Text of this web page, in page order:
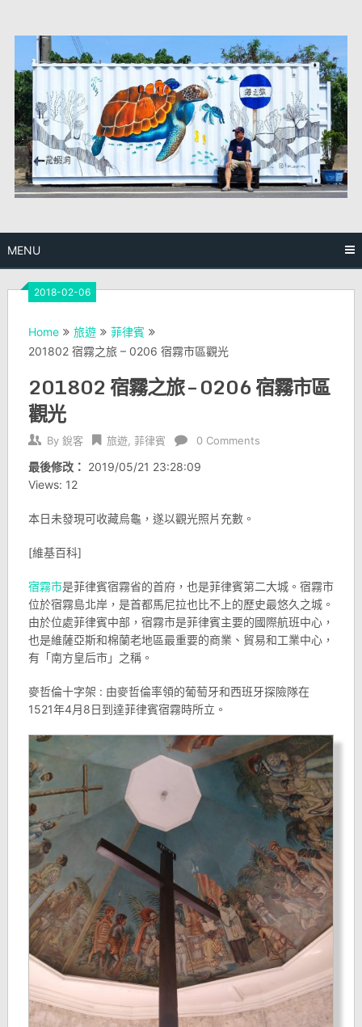
content
MENU
2018-02-06
Home 旅遊
菲律賓
201802 宿霧之旅 – 0206 宿霧市區觀光
201802 宿霧之旅 – 0206 宿霧市區
觀光
By 銳客 旅遊, 菲律賓 0 Comments
最後修改： 2019/05/21 23:28:09
Views: 12
本日未發現可收藏烏龜，遂以觀光照片充數。
[維基百科]
宿霧市是菲律賓宿霧省的首府，也是菲律賓第二大城。宿霧市
位於宿霧島北岸，是首都馬尼拉也比不上的歷史最悠久之城。
由於位處菲律賓中部，宿霧市是菲律賓主要的國際航班中心，
也是維薩亞斯和棉蘭老地區最重要的商業、貿易和工業中心，
有「南方皇后市」之稱。
麥哲倫十字架 : 由麥哲倫率領的葡萄牙和西班牙探險隊在
1521年4月8日到達菲律賓宿霧時所立。